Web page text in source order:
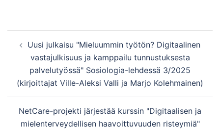
navigation
Uusi julkaisu "Mieluummin työtön? Digitaalinen
vastajulkisuus ja kamppailu tunnustuksesta
palvelutyössä" Sosiologia-lehdessä 3/2025
(kirjoittajat Ville-Aleksi Valli ja Marjo Kolehmainen)
NetCare-projekti järjestää kurssin "Digitaalisen ja
mielenterveydellisen haavoittuvuuden risteymiä"